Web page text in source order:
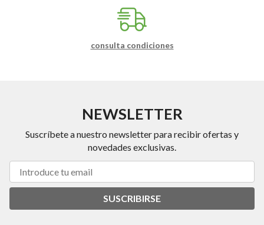
consulta condiciones
NEWSLETTER
Suscríbete a nuestro newsletter para recibir ofertas y
novedades exclusivas.
SUSCRIBIRSE